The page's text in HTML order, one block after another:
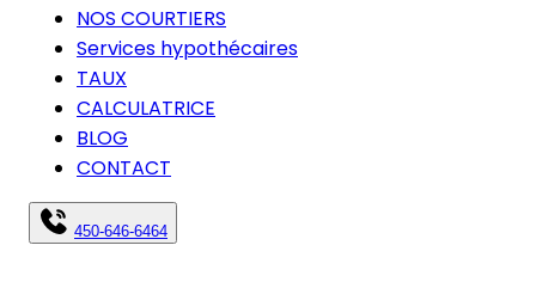
NOS COURTIERS
Services hypothécaires
TAUX
CALCULATRICE
BLOG
CONTACT
450-646-6464